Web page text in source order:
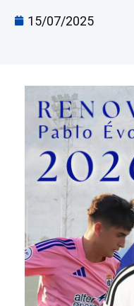
15/07/2025